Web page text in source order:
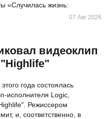
«Случилась жизнь:
07 Авг 2026
видеоклип
года состоялась
исполнителя Logic,
Режиссером
и, соответственно, в